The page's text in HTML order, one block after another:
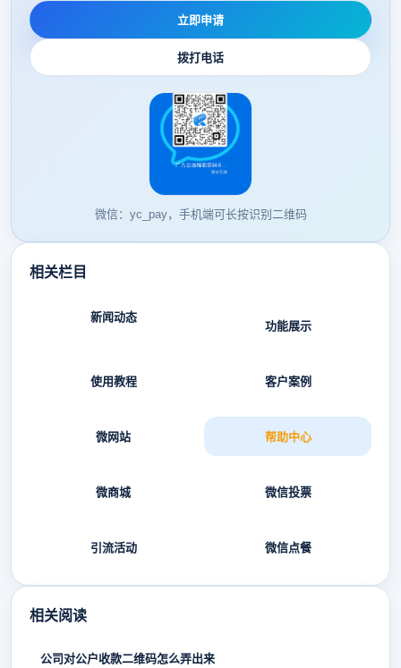
立即申请
拨打电话
微信：yc_pay，手机端可长按识别二维码
相关栏目
新闻动态
功能展示
使用教程 客户案例
微网站 帮助中心
微商城 微信投票
引流活动 微信点餐
相关阅读
公司对公户收款二维码怎么弄出来